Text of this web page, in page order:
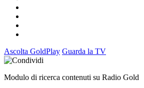
Ascolta GoldPlay Guarda la TV
Modulo di ricerca contenuti su Radio Gold